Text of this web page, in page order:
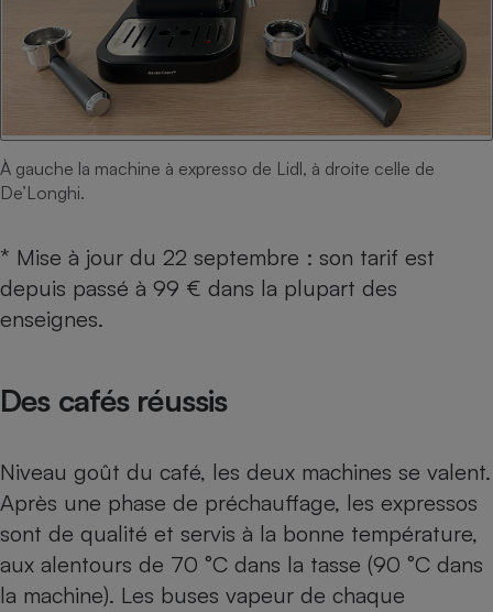
À gauche la machine à expresso de Lidl, à droite celle de
De’Longhi.
* Mise à jour du 22 septembre : son tarif est
depuis passé à 99 € dans la plupart des
enseignes.
Des cafés réussis
Niveau goût du café, les deux machines se valent.
Après une phase de préchauffage, les expressos
sont de qualité et servis à la bonne température,
aux alentours de 70 °C dans la tasse (90 °C dans
la machine). Les buses vapeur de chaque